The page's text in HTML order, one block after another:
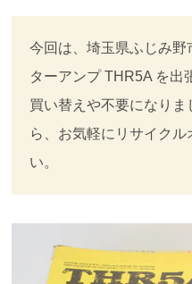
今回は、埼玉県ふじみ
ターアンプ THR5A を出
買い替えや不要になり
ら、お気軽にリサイク
い。